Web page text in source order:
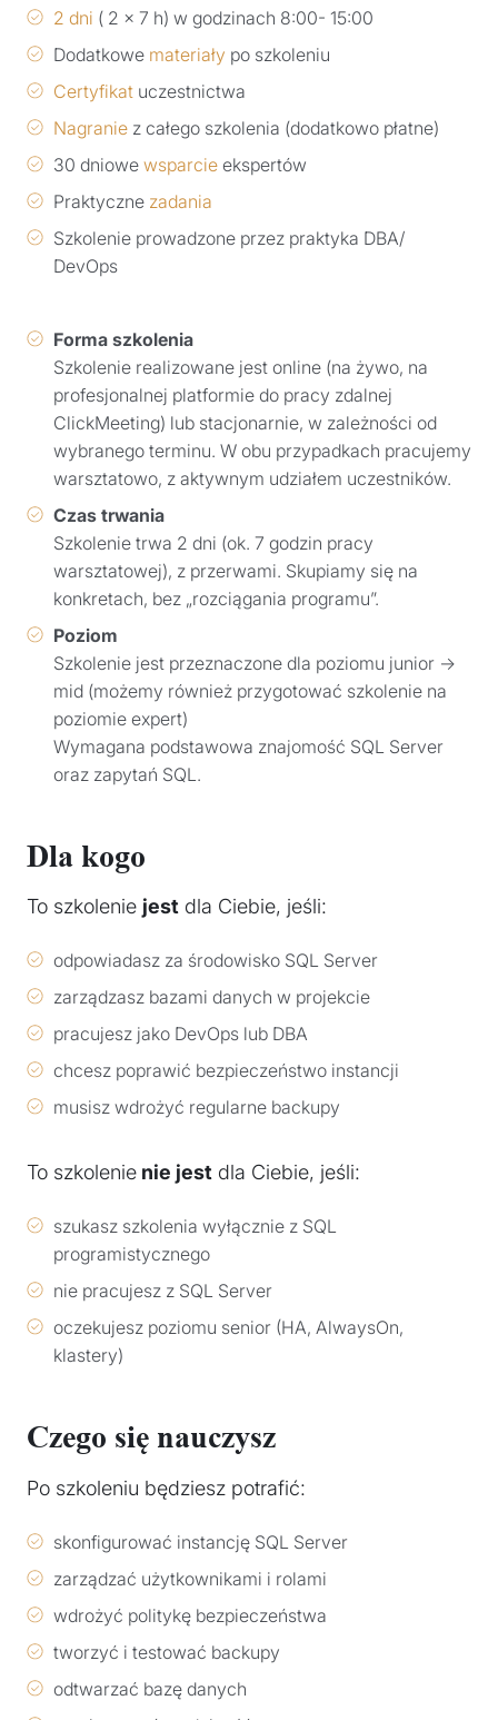
2 dni ( 2 x 7 h) w godzinach 8:00- 15:00
Dodatkowe materiały po szkoleniu
Certyfikat uczestnictwa
Nagranie z całego szkolenia (dodatkowo płatne)
30 dniowe wsparcie ekspertów
Praktyczne zadania
Szkolenie prowadzone przez praktyka DBA/
DevOps
Forma szkolenia
Szkolenie realizowane jest online (na żywo, na
profesjonalnej platformie do pracy zdalnej
ClickMeeting) lub stacjonarnie, w zależności od
wybranego terminu. W obu przypadkach pracujemy
warsztatowo, z aktywnym udziałem uczestników.
Czas trwania
Szkolenie trwa 2 dni (ok. 7 godzin pracy
warsztatowej), z przerwami. Skupiamy się na
konkretach, bez „rozciągania programu”.
Poziom
Szkolenie jest przeznaczone dla poziomu junior →
mid (możemy również przygotować szkolenie na
poziomie expert)
Wymagana podstawowa znajomość SQL Server
oraz zapytań SQL.
Dla kogo
To szkolenie jest dla Ciebie, jeśli:
odpowiadasz za środowisko SQL Server
zarządzasz bazami danych w projekcie
pracujesz jako DevOps lub DBA
chcesz poprawić bezpieczeństwo instancji
musisz wdrożyć regularne backupy
To szkolenie nie jest dla Ciebie, jeśli:
szukasz szkolenia wyłącznie z SQL
programistycznego
nie pracujesz z SQL Server
oczekujesz poziomu senior (HA, AlwaysOn,
klastery)
Czego się nauczysz
Po szkoleniu będziesz potrafić:
skonfigurować instancję SQL Server
zarządzać użytkownikami i rolami
wdrożyć politykę bezpieczeństwa
tworzyć i testować backupy
odtwarzać bazę danych